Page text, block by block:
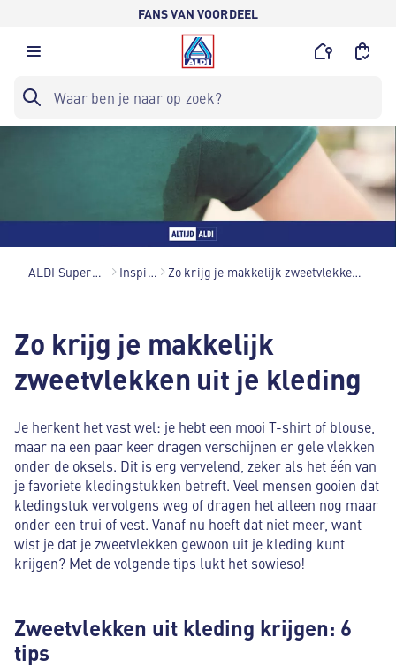
FANS VAN VOORDEEL
ALDI Supermarkten Inspiratie Zo krijg je makkelijk zweetvlekken uit je kleding
Zo krijg je makkelijk
zweetvlekken uit je kleding
Je herkent het vast wel: je hebt een mooi T-shirt of blouse,
maar na een paar keer dragen verschijnen er gele vlekken
onder de oksels. Dit is erg vervelend, zeker als het één van
je favoriete kledingstukken betreft. Veel mensen gooien dat
kledingstuk vervolgens weg of dragen het alleen nog maar
onder een trui of vest. Vanaf nu hoeft dat niet meer, want
wist je dat je zweetvlekken gewoon uit je kleding kunt
krijgen? Met de volgende tips lukt het sowieso!
Zweetvlekken uit kleding krijgen: 6
tips